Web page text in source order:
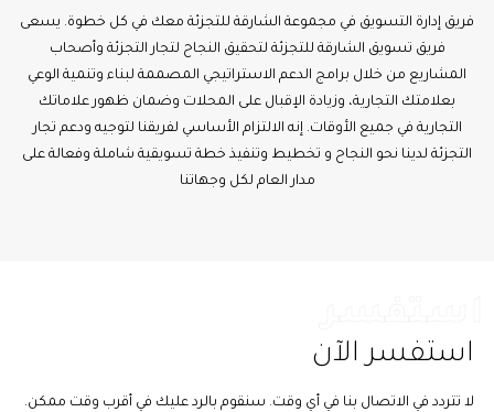
فريق إدارة التسويق في مجموعة الشارقة للتجزئة معك في كل خطوة. يسعى
فريق تسويق الشارقة للتجزئة لتحقيق النجاح لتجار التجزئة وأصحاب
المشاريع من خلال برامج الدعم الاستراتيجي المصممة لبناء وتنمية الوعي
بعلامتك التجارية، وزيادة الإقبال على المحلات وضمان ظهور علاماتك
التجارية في جميع الأوقات. إنه الالتزام الأساسي لفريقنا لتوجيه ودعم تجار
التجزئة لدينا نحو النجاح و تخطيط وتنفيذ خطة تسويقية شاملة وفعالة على
مدار العام لكل وجهاتنا
استفسر الآن
لا تتردد في الاتصال بنا في أي وقت. سنقوم بالرد عليك في أقرب وقت ممكن.